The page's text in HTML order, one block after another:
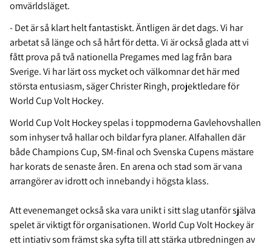
omvärldsläget.
- Det är så klart helt fantastiskt. Äntligen är det dags. Vi har
arbetat så länge och så hårt för detta. Vi är också glada att vi
fått prova på två nationella Pregames med lag från bara
Sverige. Vi har lärt oss mycket och välkomnar det här med
största entusiasm, säger Christer Ringh, projektledare för
World Cup Volt Hockey.
World Cup Volt Hockey spelas i toppmoderna Gavlehovshallen
som inhyser två hallar och bildar fyra planer. Alfahallen där
både Champions Cup, SM-final och Svenska Cupens mästare
har korats de senaste åren. En arena och stad som är vana
arrangörer av idrott och innebandy i högsta klass.
Att evenemanget också ska vara unikt i sitt slag utanför själva
spelet är viktigt för organisationen. World Cup Volt Hockey är
ett intiativ som främst ska syfta till att stärka utbredningen av